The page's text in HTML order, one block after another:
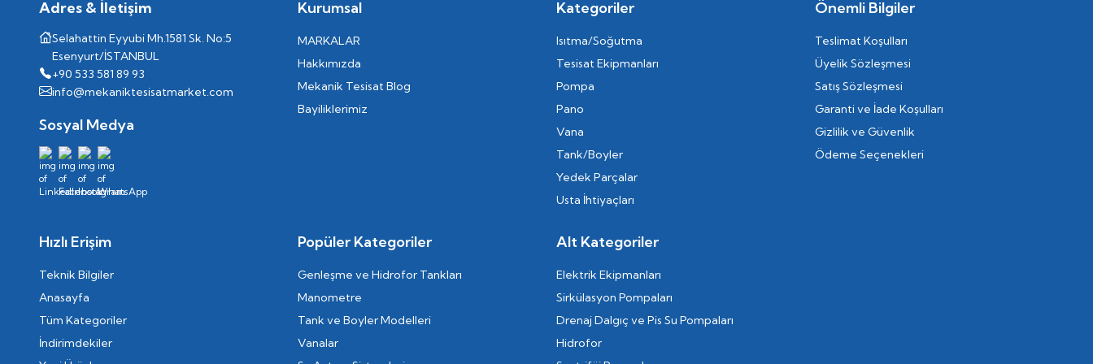
Adres & İletişim
Selahattin Eyyubi Mh.1581 Sk. No:5
Esenyurt/İSTANBUL
+90 533 581 89 93
info@mekaniktesisatmarket.com
Sosyal Medya
Kurumsal
MARKALAR
Hakkımızda
Mekanik Tesisat Blog
Bayiliklerimiz
Kategoriler
Isıtma/Soğutma
Tesisat Ekipmanları
Pompa
Pano
Vana
Tank/Boyler
Yedek Parçalar
Usta İhtiyaçları
Önemli Bilgiler
Teslimat Koşulları
Üyelik Sözleşmesi
Satış Sözleşmesi
Garanti ve İade Koşulları
Gizlilik ve Güvenlik
Ödeme Seçenekleri
Hızlı Erişim
Teknik Bilgiler
Anasayfa
Tüm Kategoriler
İndirimdekiler
Popüler Kategoriler
Genleşme ve Hidrofor Tankları
Manometre
Tank ve Boyler Modelleri
Vanalar
Alt Kategoriler
Elektrik Ekipmanları
Sirkülasyon Pompaları
Drenaj Dalgıç ve Pis Su Pompaları
Hidrofor